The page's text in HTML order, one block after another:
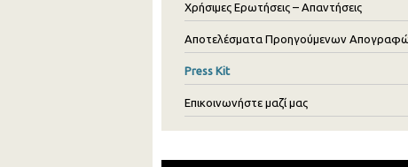
Χρήσιμες Ερωτήσεις – Απαντήσεις
Αποτελέσματα Προηγούμενων
Press Kit
Επικοινωνήστε μαζί μας